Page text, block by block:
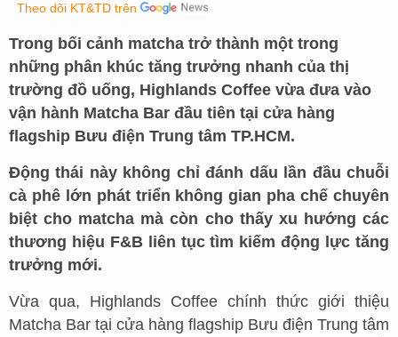
Theo dõi KT&TD trên
Trong bối cảnh matcha trở thành một trong
những phân khúc tăng trưởng nhanh của thị
trường đồ uống, Highlands Coffee vừa đưa vào
vận hành Matcha Bar đầu tiên tại cửa hàng
flagship Bưu điện Trung tâm TP.HCM.
Động thái này không chỉ đánh dấu lần đầu chuỗi
cà phê lớn phát triển không gian pha chế chuyên
biệt cho matcha mà còn cho thấy xu hướng các
thương hiệu F&B liên tục tìm kiếm động lực tăng
trưởng mới.
Vừa qua, Highlands Coffee chính thức giới thiệu
Matcha Bar tại cửa hàng flagship Bưu điện Trung tâm